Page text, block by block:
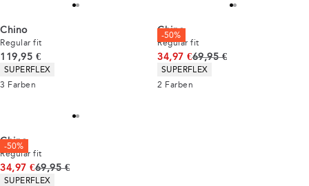
Chino
Regular fit
Preis
119,95 €
Produkteigenschaften
SUPERFLEX
3 Farben
-50%
Chino
Regular fit
34,97 €Ursprünglicher Preis
69,95 €
Produkteigenschaften
SUPERFLEX
2 Farben
-50%
Chino
Regular fit
34,97 €Ursprünglicher Preis
69,95 €
Produkteigenschaften
SUPERFLEX